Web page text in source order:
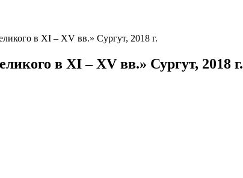
в XI – XV вв.» Сургут, 2018 г.
в XI – XV вв.» Сургут, 2018 г.